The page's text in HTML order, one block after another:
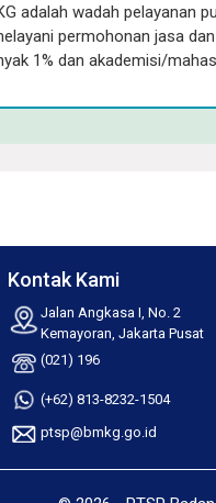
adalah wadah pelayanan
permohonan jasa
1% dan akademisi/
Kontak Kami
Jalan Angkasa I, No. 2
Kemayoran, Jakarta Pusat
(021) 196
(+62) 813-8232-1504
ptsp@bmkg.go.id